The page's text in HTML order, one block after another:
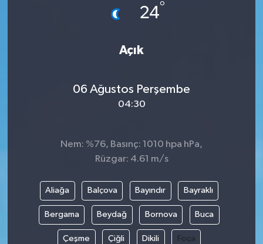
24°
Açık
06 Ağustos Perşembe
04:30
Nem: %76, Basınç: 1010 hpa hPa,
Rüzgar: 4.61 m/s
Aliağa Balçova Bayındır Bayraklı
Bergama Beydağ Bornova Buca
Çeşme Çiğli Dikili Foça